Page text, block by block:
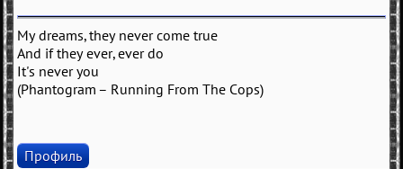
My dreams, they never come true
And if they ever, ever do
It's never you
(Phantogram – Running From The Cops)
Профиль